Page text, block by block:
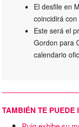
El desfile en
coincidirá
Este será el
Gordon para
calendario
TAMBIÉN TE PUEDE